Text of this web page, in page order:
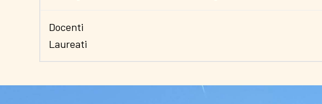
Docenti
Laureati